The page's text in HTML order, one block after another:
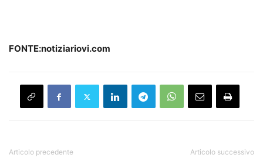
FONTE:notiziariovi.com
Articolo precedente Articolo successivo